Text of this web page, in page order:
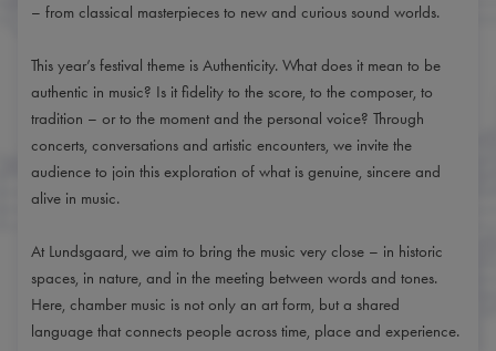
– from classical masterpieces to new and curious sound worlds.
This year’s festival theme is Authenticity. What does it mean to be
authentic in music? Is it fidelity to the score, to the composer, to
tradition – or to the moment and the personal voice? Through
concerts, conversations and artistic encounters, we invite the
audience to join this exploration of what is genuine, sincere and
alive in music.
At Lundsgaard, we aim to bring the music very close – in historic
spaces, in nature, and in the meeting between words and tones.
Here, chamber music is not only an art form, but a shared
language that connects people across time, place and experience.